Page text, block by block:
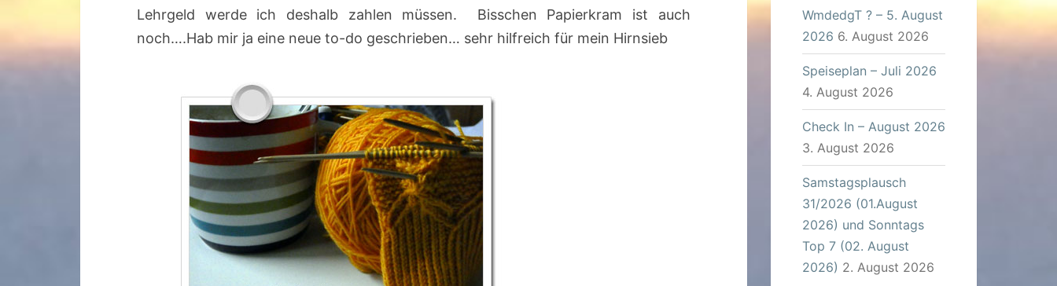
Lehrgeld werde ich deshalb zahlen müssen. Bisschen Papierkram ist auch
noch….Hab mir ja eine neue to-do geschrieben… sehr hilfreich für mein Hirnsieb
WmdedgT ? – 5. August
2026 6. August 2026
Speiseplan – Juli 2026
4. August 2026
Check In – August 2026
3. August 2026
Samstagsplausch
31/2026 (01.August
2026) und Sonntags
Top 7 (02. August
2026) 2. August 2026